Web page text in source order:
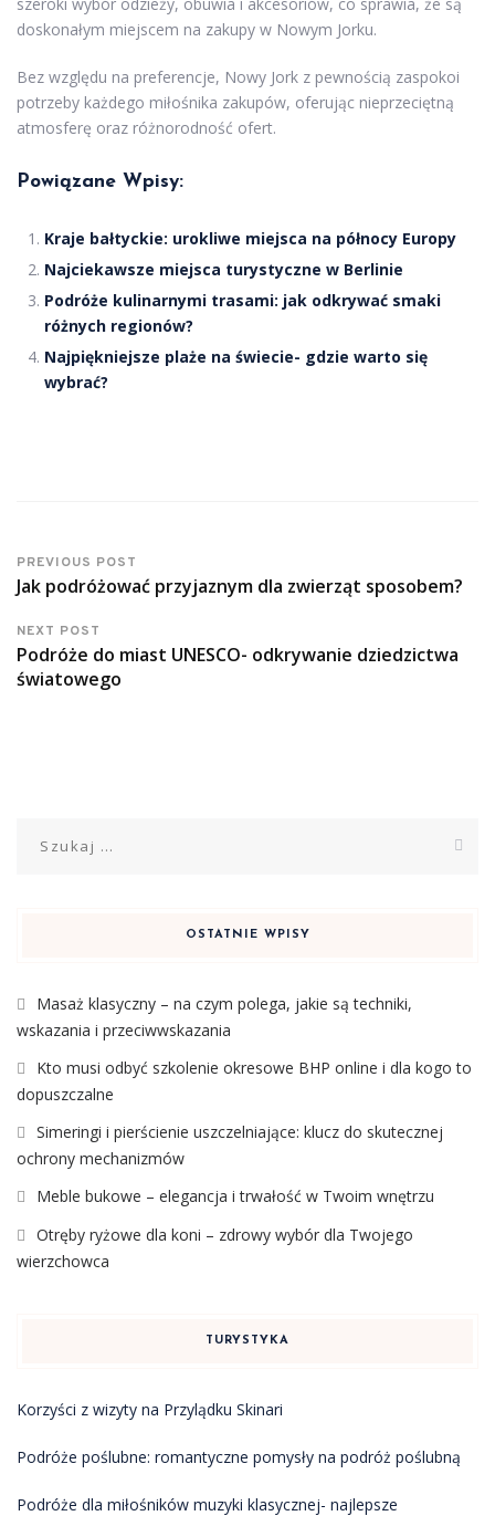
doskonałym miejscem na zakupy w Nowym Jorku.
Bez względu na preferencje, Nowy Jork z pewnością zaspokoi
potrzeby każdego miłośnika zakupów, oferując nieprzeciętną
atmosferę oraz różnorodność ofert.
Powiązane Wpisy:
Kraje bałtyckie: urokliwe miejsca na północy Europy
Najciekawsze miejsca turystyczne w Berlinie
Podróże kulinarnymi trasami: jak odkrywać smaki
różnych regionów?
Najpiękniejsze plaże na świecie- gdzie warto się
wybrać?
PREVIOUS POST
Jak podróżować przyjaznym dla zwierząt sposobem?
NEXT POST
Podróże do miast UNESCO- odkrywanie dziedzictwa
światowego
OSTATNIE WPISY
Masaż klasyczny – na czym polega, jakie są techniki,
wskazania i przeciwwskazania
Kto musi odbyć szkolenie okresowe BHP online i dla kogo to
dopuszczalne
Simeringi i pierścienie uszczelniające: klucz do skutecznej
ochrony mechanizmów
Meble bukowe – elegancja i trwałość w Twoim wnętrzu
Otręby ryżowe dla koni – zdrowy wybór dla Twojego
wierzchowca
TURYSTYKA
Korzyści z wizyty na Przylądku Skinari
Podróże poślubne: romantyczne pomysły na podróż poślubną
Podróże dla miłośników muzyki klasycznej- najlepsze